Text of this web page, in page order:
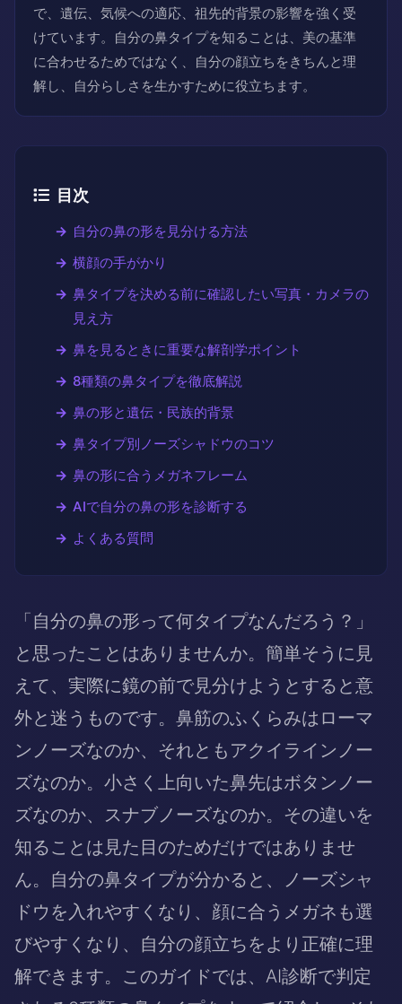
で、遺伝、気候への適応、祖先的背景の影響を強く受
けています。自分の鼻タイプを知ることは、美の基準
に合わせるためではなく、自分の顔立ちをきちんと理
解し、自分らしさを生かすために役立ちます。
目次
自分の鼻の形を見分ける方法
横顔の手がかり
鼻タイプを決める前に確認したい写真・カメラの
見え方
鼻を見るときに重要な解剖学ポイント
8種類の鼻タイプを徹底解説
鼻の形と遺伝・民族的背景
鼻タイプ別ノーズシャドウのコツ
鼻の形に合うメガネフレーム
AIで自分の鼻の形を診断する
よくある質問
「自分の鼻の形って何タイプなんだろう？」
と思ったことはありませんか。簡単そうに見
えて、実際に鏡の前で見分けようとすると意
外と迷うものです。鼻筋のふくらみはローマ
ンノーズなのか、それともアクイラインノー
ズなのか。小さく上向いた鼻先はボタンノー
ズなのか、スナブノーズなのか。その違いを
知ることは見た目のためだけではありませ
ん。自分の鼻タイプが分かると、ノーズシャ
ドウを入れやすくなり、顔に合うメガネも選
びやすくなり、自分の顔立ちをより正確に理
解できます。このガイドでは、AI診断で判定